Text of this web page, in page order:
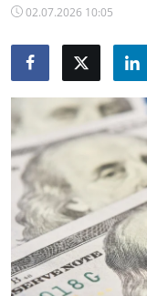
TCMB Kurları
Emtia Fiyatları
Kapalı Çarşı
Şirket Haberleri
02.07.2026 10:05